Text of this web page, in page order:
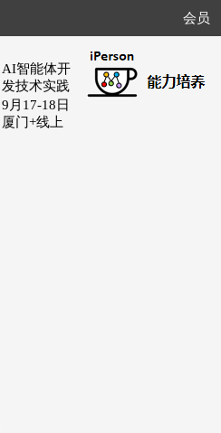
会员
AI智能体开
发技术实践
9月17-18日
厦门+线上